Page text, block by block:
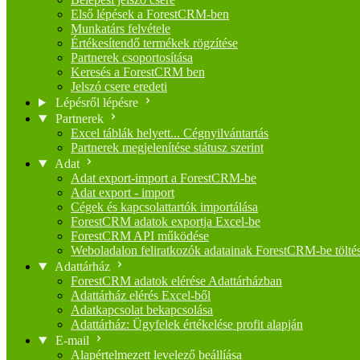
Első lépések a ForestCRM-ben
Munkatárs felvétele
Értékesítendő termékek rögzítése
Partnerek csoportosítása
Keresés a ForestCRM ben
Jelszó csere eredeti
Lépésről lépésre
Partnerek
Excel táblák helyett... Cégnyilvántartás
Partnerek megjelenítése státusz szerint
Adat
Adat export-import a ForestCRM-be
Adat export - import
Cégek és kapcsolattartók importálása
ForestCRM adatok exportja Excel-be
ForestCRM API működése
Weboladalon feliratkozók adatainak ForestCRM-be
Adattárház
ForestCRM adatok elérése Adattárházban
Adattárház elérés Excel-ből
Adatkapcsolat bekapcsolása
Adattárház: Ügyfelek értékelése profit alapján
E-mail
Alapértelmezett levelező beállíása